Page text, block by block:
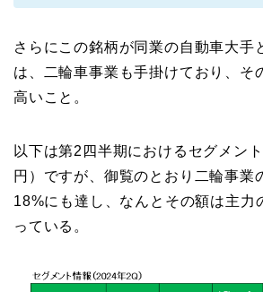
さらにこの銘柄が同業の自動車大手
は、二輪車事業も手掛けており、そ
高いこと。
以下は第2四半期におけるセグメン
円）ですが、御覧のとおり二輪事業
18%にも達し、なんとその額は主力
っている。